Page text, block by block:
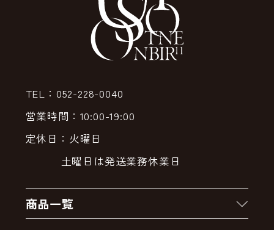
TEL：052-228-0040
営業時間：10:00-19:00
定休日：火曜日
土曜日は発送業務休業日
商品一覧